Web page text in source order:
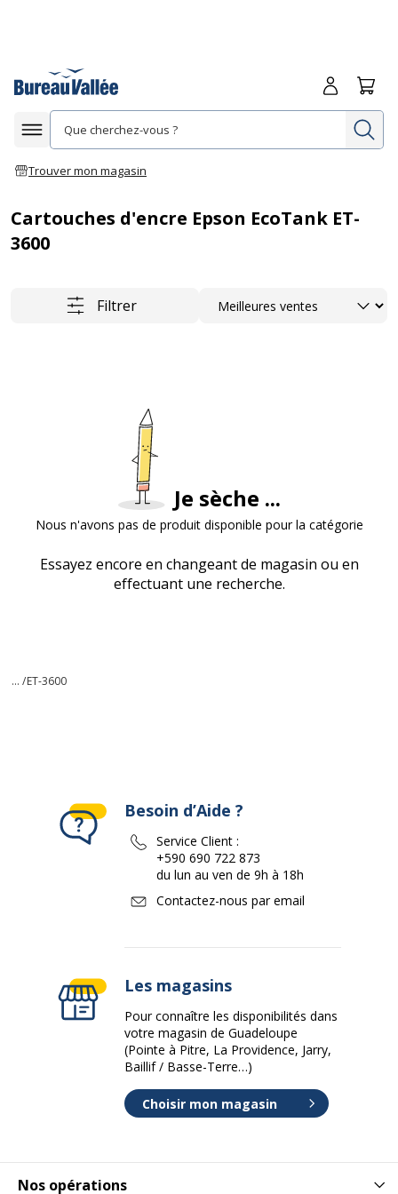
Afficher la navigation
Trouver mon magasin
Me
Cartouches d'encre Epson EcoTank ET-
3600
Filtrer Trier
Je sèche ...
Nous n'avons pas de produit disponible pour la catégorie
Essayez encore en changeant de magasin ou en
effectuant une recherche.
... /ET-3600
Nos opérations
Besoin d’Aide ?
Service Client :
+590 690 722 873
du lun au ven de 9h à 18h
Contactez-nous par email
Les magasins
Pour connaître les disponibilités dans
votre magasin de Guadeloupe
(Pointe à Pitre, La Providence, Jarry,
Baillif / Basse-Terre…)
Choisir mon magasin